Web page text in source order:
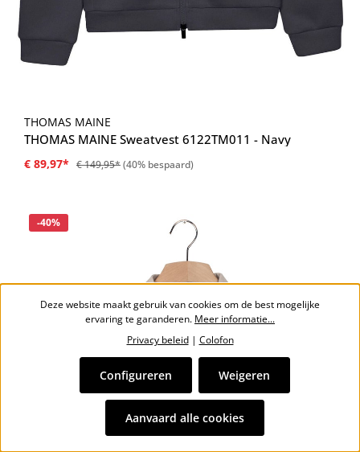
THOMAS MAINE
THOMAS MAINE Sweatvest 6122TM011 - Navy
€ 89,97* € 149,95*(40% bespaard)
Korting
-40%
Deze website maakt gebruik van cookies om de best mogelijke
ervaring te garanderen. Meer informatie...
Privacy beleid| Colofon
Weigeren
Configureren
Aanvaard alle cookies